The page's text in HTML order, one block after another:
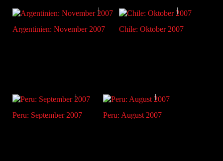
Argentinien: November 2007 Chile: Oktober 2007
Peru: September 2007 Peru: August 2007